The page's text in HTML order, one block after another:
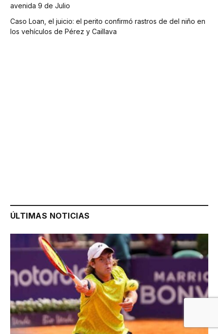
avenida 9 de Julio
Caso Loan, el juicio: el perito confirmó rastros de del niño en
los vehículos de Pérez y Caillava
ÚLTIMAS NOTICIAS